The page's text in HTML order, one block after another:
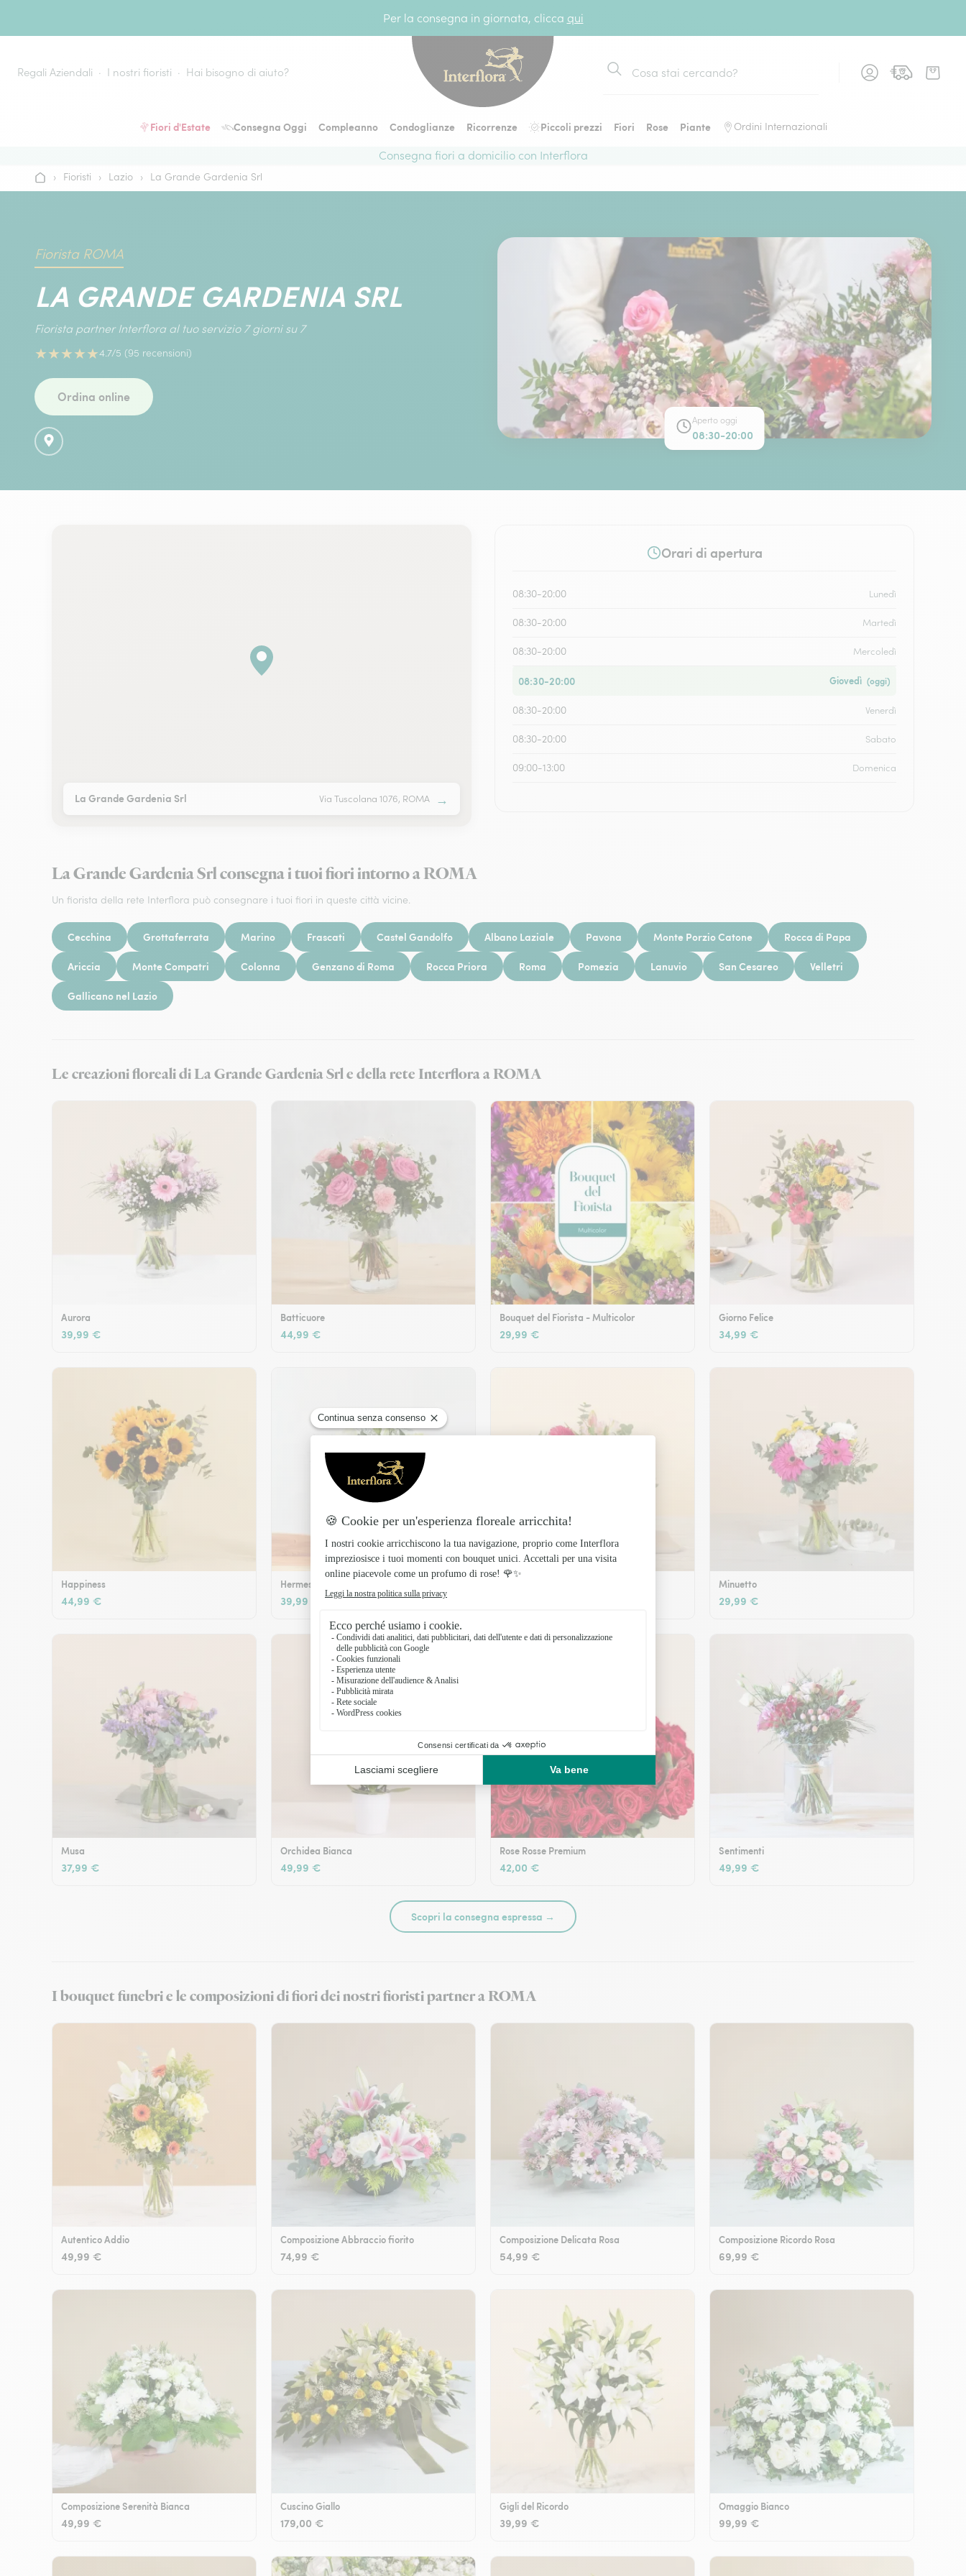
Per la consegna in giornata, clicca qui
Regali Aziendali I nostri fioristi Hai bisogno di aiuto?
Cerca
Fiori d'Estate Consegna Oggi Compleanno Condoglianze Ricorrenze Piccoli prezzi Fiori Rose Piante Ordini Internazionali
Consegna fiori a domicilio con Interflora
Home› Fioristi › Lazio › La Grande Gardenia Srl
Fiorista ROMA
LA GRANDE GARDENIA SRL
Fiorista partner Interflora al tuo servizio 7 giorni su 7
★★★★★4.7/5 (95 recensioni)
Ordina online
Aperto oggi
08:30-20:00
La Grande Gardenia Srl Via Tuscolana 1076, ROMA →
Orari di apertura
08:30-20:00 Lunedì
08:30-20:00 Martedì
08:30-20:00 Mercoledì
08:30-20:00 Giovedì (oggi)
08:30-20:00 Venerdì
08:30-20:00 Sabato
09:00-13:00 Domenica
La Grande Gardenia Srl consegna i tuoi fiori intorno a ROMA
Un fiorista della rete Interflora può consegnare i tuoi fiori in queste città vicine.
Cecchina Grottaferrata Marino Frascati Castel Gandolfo Albano Laziale Pavona Monte Porzio Catone Rocca di Papa
Ariccia Monte Compatri Colonna Genzano di Roma Rocca Priora Roma Pomezia Lanuvio San Cesareo Velletri
Gallicano nel Lazio
Le creazioni floreali di La Grande Gardenia Srl e della rete Interflora a ROMA
Aurora
39,99 €
Batticuore
44,99 €
Bouquet del Fiorista - Multicolor
29,99 €
Giorno Felice
34,99 €
Happiness
44,99 €
Hermes
39,99 €
Minuetto
29,99 €
Musa
37,99 €
Orchidea Bianca
49,99 €
Rose Rosse Premium
42,00 €
Sentimenti
49,99 €
Scopri la consegna espressa →
I bouquet funebri e le composizioni di fiori dei nostri fioristi partner a ROMA
Autentico Addio
49,99 €
Composizione Abbraccio fiorito
74,99 €
Composizione Delicata Rosa
54,99 €
Composizione Ricordo Rosa
69,99 €
Composizione Serenità Bianca
49,99 €
Cuscino Giallo
179,00 €
Gigli del Ricordo
39,99 €
Omaggio Bianco
99,99 €